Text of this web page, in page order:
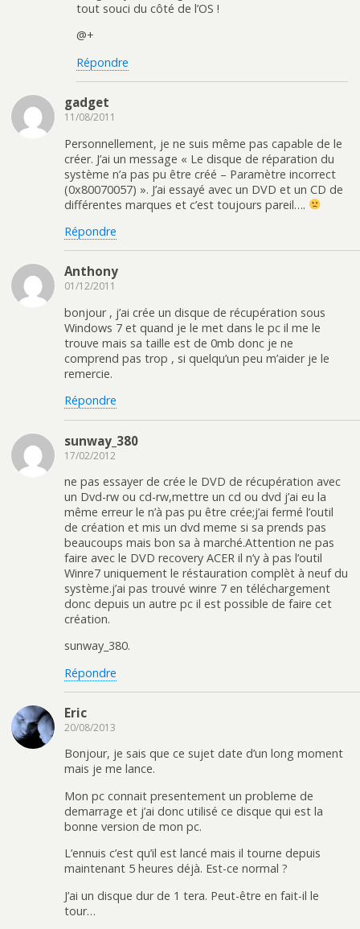
tout souci du côté de l’OS !
@+
Répondre
gadget
11/08/2011
Personnellement, je ne suis même pas capable de le
créer. J’ai un message « Le disque de réparation du
système n’a pas pu être créé – Paramètre incorrect
(0x80070057) ». J’ai essayé avec un DVD et un CD de
différentes marques et c’est toujours pareil….
Répondre
Anthony
01/12/2011
bonjour , j’ai crée un disque de récupération sous
Windows 7 et quand je le met dans le pc il me le
trouve mais sa taille est de 0mb donc je ne
comprend pas trop , si quelqu’un peu m’aider je le
remercie.
Répondre
sunway_380
17/02/2012
ne pas essayer de crée le DVD de récupération avec
un Dvd-rw ou cd-rw,mettre un cd ou dvd j’ai eu la
même erreur le n’à pas pu être crée;j’ai fermé l’outil
de création et mis un dvd meme si sa prends pas
beaucoups mais bon sa à marché.Attention ne pas
faire avec le DVD recovery ACER il n’y à pas l’outil
Winre7 uniquement le réstauration complèt à neuf du
système.j’ai pas trouvé winre 7 en téléchargement
donc depuis un autre pc il est possible de faire cet
création.
sunway_380.
Répondre
Eric
20/08/2013
Bonjour, je sais que ce sujet date d’un long moment
mais je me lance.
Mon pc connait presentement un probleme de
demarrage et j’ai donc utilisé ce disque qui est la
bonne version de mon pc.
L’ennuis c’est qu’il est lancé mais il tourne depuis
maintenant 5 heures déjà. Est-ce normal ?
J’ai un disque dur de 1 tera. Peut-être en fait-il le
tour…